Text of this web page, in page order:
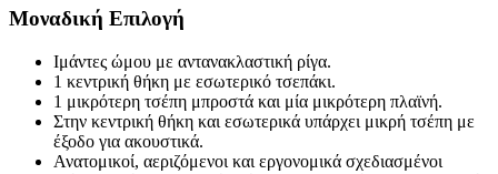
Mοναδική Επιλογή
Ιμάντες ώμου με αντανακλαστική ρίγα.
1 κεντρική θήκη με εσωτερικό τσεπάκι.
1 μικρότερη τσέπη μπροστά και μία μικρότερη πλαϊνή.
Στην κεντρική θήκη και εσωτερικά υπάρχει μικρή τσέπη με
έξοδο για ακουστικά.
Ανατομικοί, αεριζόμενοι και εργονομικά σχεδιασμένοι